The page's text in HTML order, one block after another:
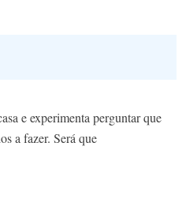
e experimenta perguntar que
a fazer. Será que